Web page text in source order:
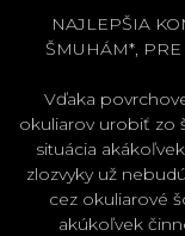
NAJLEPŠIA
ŠMUHÁM*,
Vďaka
okuliarov urobiť zo
situácia
zlozvyky už
cez okuliarové
akúkoľvek